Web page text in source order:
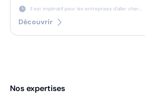
Il est impératif pour les entreprises d’aller cher...
Découvrir
Nos expertises